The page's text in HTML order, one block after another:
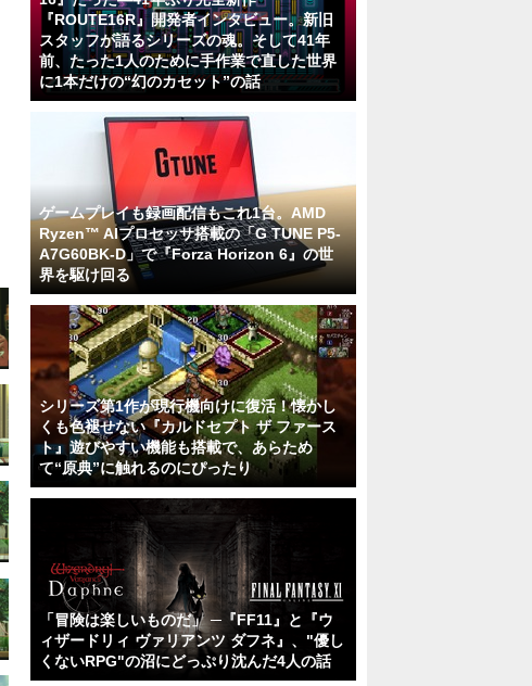
『ROUTE16R』開発者インタビュー。新旧
スタッフが語るシリーズの魂。そして41年
前、たった1人のために手作業で直した世界
に1本だけの“幻のカセット”の話
ゲームプレイも録画配信もこれ1台。AMD
Ryzen™ AIプロセッサ搭載の「G TUNE P5-
A7G60BK-D」で『Forza Horizon 6』の世
界を駆け回る
シリーズ第1作が現行機向けに復活！懐かし
くも色褪せない『カルドセプト ザ ファース
ト』遊びやすい機能も搭載で、あらため
て“原典”に触れるのにぴったり
「冒険は楽しいものだ」 ─『FF11』と『ウ
ィザードリィ ヴァリアンツ ダフネ』、"優し
くないRPG"の沼にどっぷり沈んだ4人の話